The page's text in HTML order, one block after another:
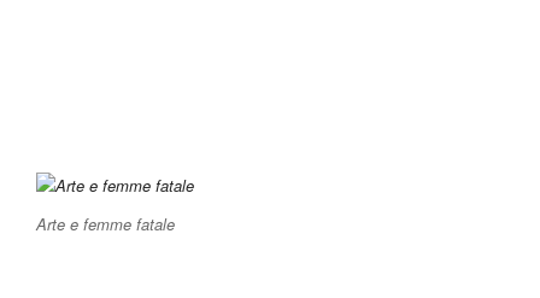
Arte e femme fatale